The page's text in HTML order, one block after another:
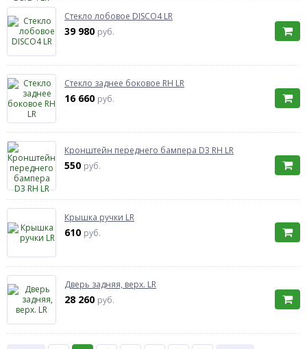
Стекло лобовое DISCO4 LR
39 980 руб.
Стекло заднее боковое RH LR
16 660 руб.
Кронштейн переднего бампера D3 RH LR
550 руб.
Крышка ручки LR
610 руб.
Дверь задняя, верх. LR
28 260 руб.